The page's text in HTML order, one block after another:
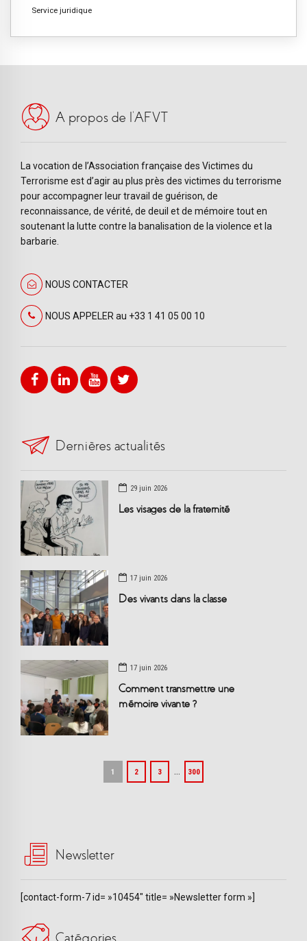
Service juridique
A propos de l’AFVT
La vocation de l’Association française des Victimes du
Terrorisme est d’agir au plus près des victimes du terrorisme
pour accompagner leur travail de guérison, de
reconnaissance, de vérité, de deuil et de mémoire tout en
soutenant la lutte contre la banalisation de la violence et la
barbarie.
NOUS CONTACTER
NOUS APPELER au +33 1 41 05 00 10
Dernières actualités
29 juin 2026
Les visages de la fraternité
17 juin 2026
Des vivants dans la classe
17 juin 2026
Comment transmettre une
mémoire vivante ?
1 2 3 … 300
Newsletter
[contact-form-7 id= »10454″ title= »Newsletter form »]
Catégories